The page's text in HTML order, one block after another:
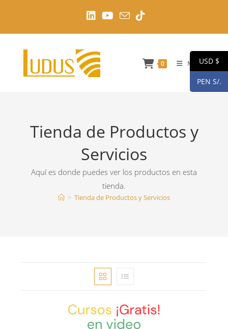
contenido
0 Menú
Tienda de Productos y
Servicios
Aquí es donde puedes ver los productos en esta
tienda.
> Tienda de Productos y Servicios
USD $
PEN S/.